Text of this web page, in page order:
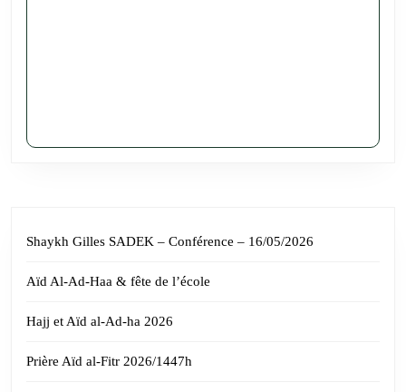
Shaykh Gilles SADEK – Conférence – 16/05/2026
Aïd Al-Ad-Haa & fête de l’école
Hajj et Aïd al-Ad-ha 2026
Prière Aïd al-Fitr 2026/1447h